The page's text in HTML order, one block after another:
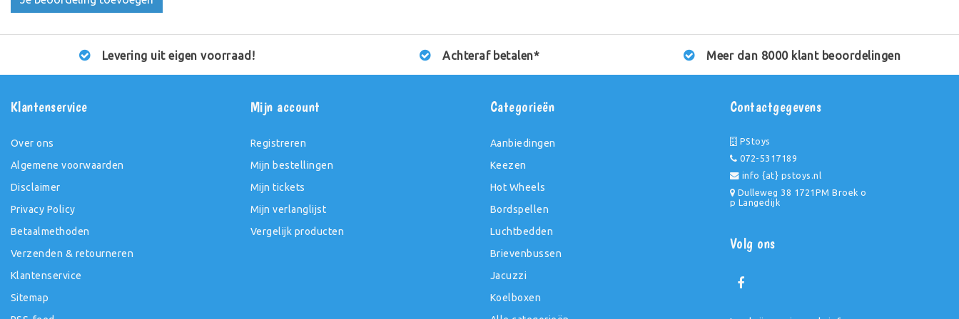
Levering uit eigen voorraad! Achteraf betalen* Meer dan 8000 klant beoordelingen
Klantenservice
Over ons
Algemene voorwaarden
Disclaimer
Privacy Policy
Betaalmethoden
Verzenden & retourneren
Klantenservice
Sitemap
Mijn account
Registreren
Mijn bestellingen
Mijn tickets
Mijn verlanglijst
Vergelijk producten
Categorieën
Aanbiedingen
Keezen
Hot Wheels
Bordspellen
Luchtbedden
Brievenbussen
Jacuzzi
Koelboxen
Contactgegevens
PStoys
072-5317189
info {at} pstoys.nl
Dulleweg 38 1721PM Broek o
p Langedijk
Volg ons